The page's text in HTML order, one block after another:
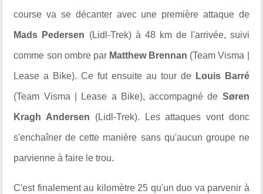
course va se décanter avec une première attaque de
Mads Pedersen (Lidl-Trek) à 48 km de l'arrivée, suivi
comme son ombre par Matthew Brennan (Team Visma |
Lease a Bike). Ce fut ensuite au tour de Louis Barré
(Team Visma | Lease a Bike), accompagné de Søren
Kragh Andersen (Lidl-Trek). Les attaques vont donc
s'enchaîner de cette manière sans qu'aucun groupe ne
parvienne à faire le trou.
C'est finalement au kilomètre 25 qu'un duo va parvenir à